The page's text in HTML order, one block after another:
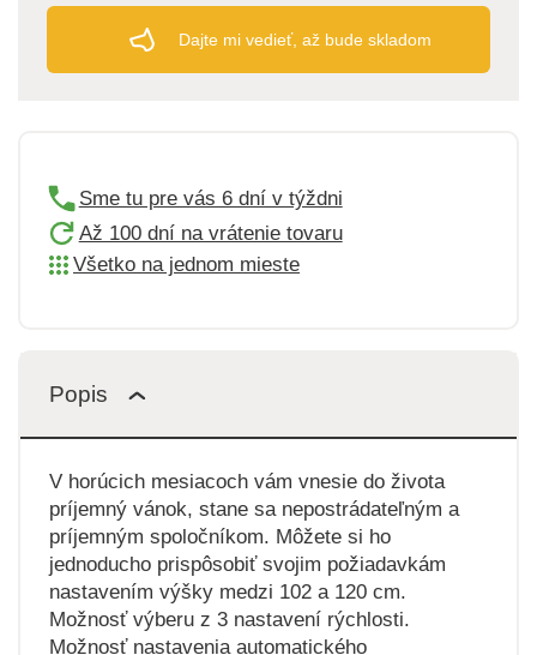
Dajte mi vedieť, až bude skladom
Sme tu pre vás 6 dní v týždni
Až 100 dní na vrátenie tovaru
Všetko na jednom mieste
Popis
V horúcich mesiacoch vám vnesie do života
príjemný vánok, stane sa nepostrádateľným a
príjemným spoločníkom. Môžete si ho
jednoducho prispôsobiť svojim požiadavkám
nastavením výšky medzi 102 a 120 cm.
Možnosť výberu z 3 nastavení rýchlosti.
Možnosť nastavenia automatického